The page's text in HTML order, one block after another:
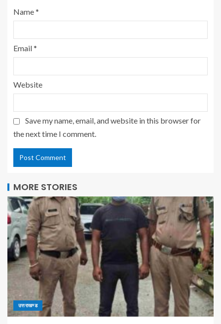
Name*
Email*
Website
Save my name, email, and website in this browser for
the next time I comment.
MORE STORIES
उत्तराखण्ड